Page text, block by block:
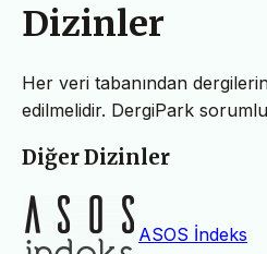
Dizinler
Her veri tabanından
edilmelidir. DergiPark
Diğer Dizinler
ASOS İndeks